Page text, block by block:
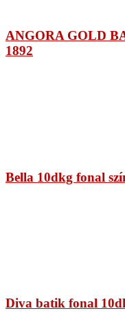
ANGORA GOLD
1892
Bella 10dkg fonal
Diva batik fonal